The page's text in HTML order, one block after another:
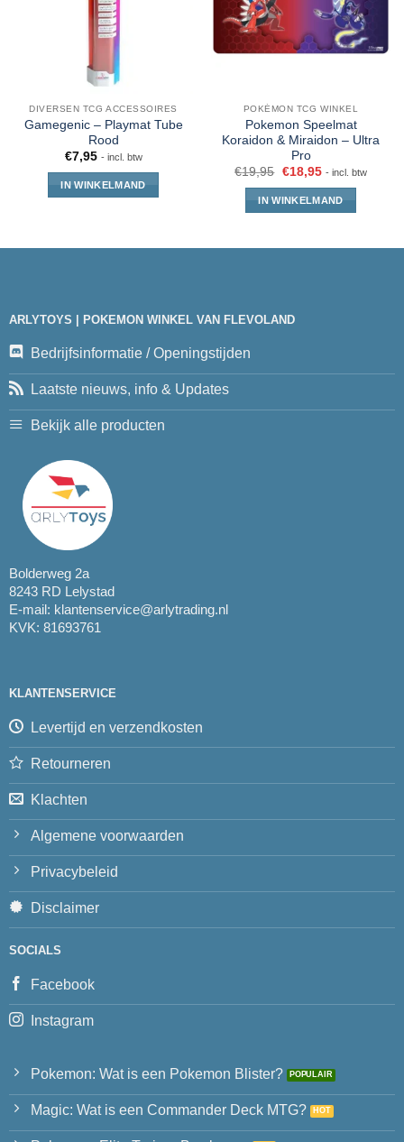
DIVERSEN TCG ACCESSOIRES
Gamegenic – Playmat Tube
Rood
€7,95 - incl. btw
IN WINKELMAND
POKÉMON TCG WINKEL
Pokemon Speelmat
Koraidon & Miraidon – Ultra
Pro
€19,95 €18,95 - incl. btw
IN WINKELMAND
ARLYTOYS | POKEMON WINKEL VAN FLEVOLAND
Bedrijfsinformatie / Openingstijden
Laatste nieuws, info & Updates
Bekijk alle producten
Bolderweg 2a
8243 RD Lelystad
E-mail: klantenservice@arlytrading.nl
KVK: 81693761
KLANTENSERVICE
Levertijd en verzendkosten
Retourneren
Klachten
Algemene voorwaarden
Privacybeleid
Disclaimer
SOCIALS
Facebook
Instagram
Pokemon: Wat is een Pokemon Blister?
Magic: Wat is een Commander Deck MTG?